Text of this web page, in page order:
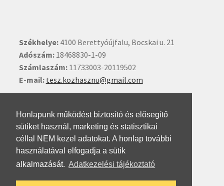
Honlapunk működést biztosító és elősegítő
sütiket használ, marketing és statisztikai
céllal NEM kezel adatokat. A honlap további
használatával elfogadja a sütik
alkalmazását. Adatkezelési tájékoztató
Székhelye:4100 Berettyóújfalu, Bocskai u. 21
Adószám:18468830-1-09
Számlaszám:11733003-20119502
E-mail: tesz.kozhasznu@gmail.com
© Testvéri Szövetség 2026